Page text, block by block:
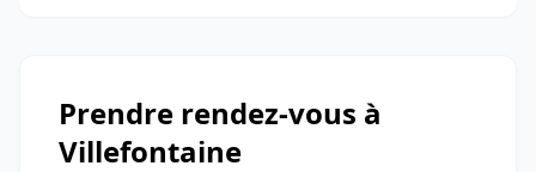
Prendre rendez-vous à
Villefontaine